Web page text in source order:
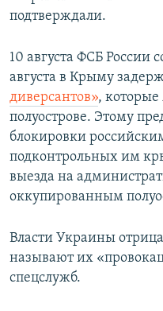
подтверждали.
10 августа ФСБ России
августа в Крыму
диверсантов», которые
полуострове. Этому
блокировки
подконтрольных им
выезда на
оккупированным
Власти Украины
называют их
спецслужб.